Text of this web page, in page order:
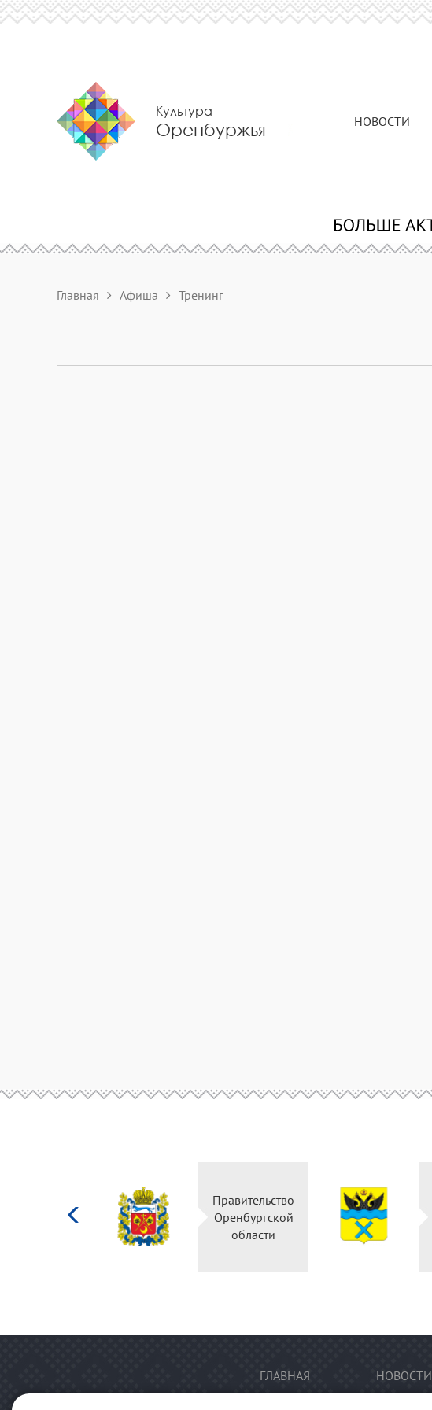
Культура
Оренбуржья НОВОСТИ
Главная Афиша Тренинг
Правительство
Оренбургской
области
ГЛАВНАЯ НОВОСТИ